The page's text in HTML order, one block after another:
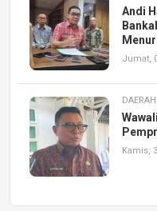
Andi
Jumat,
DAERAH
Kamis,